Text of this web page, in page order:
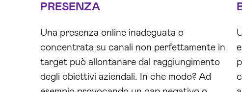
PRESENZA
Una presenza online inadeguata o
concentrata su canali non perfettamente in
target può allontanare dal raggiungimento
degli obiettivi aziendali. In che modo? Ad